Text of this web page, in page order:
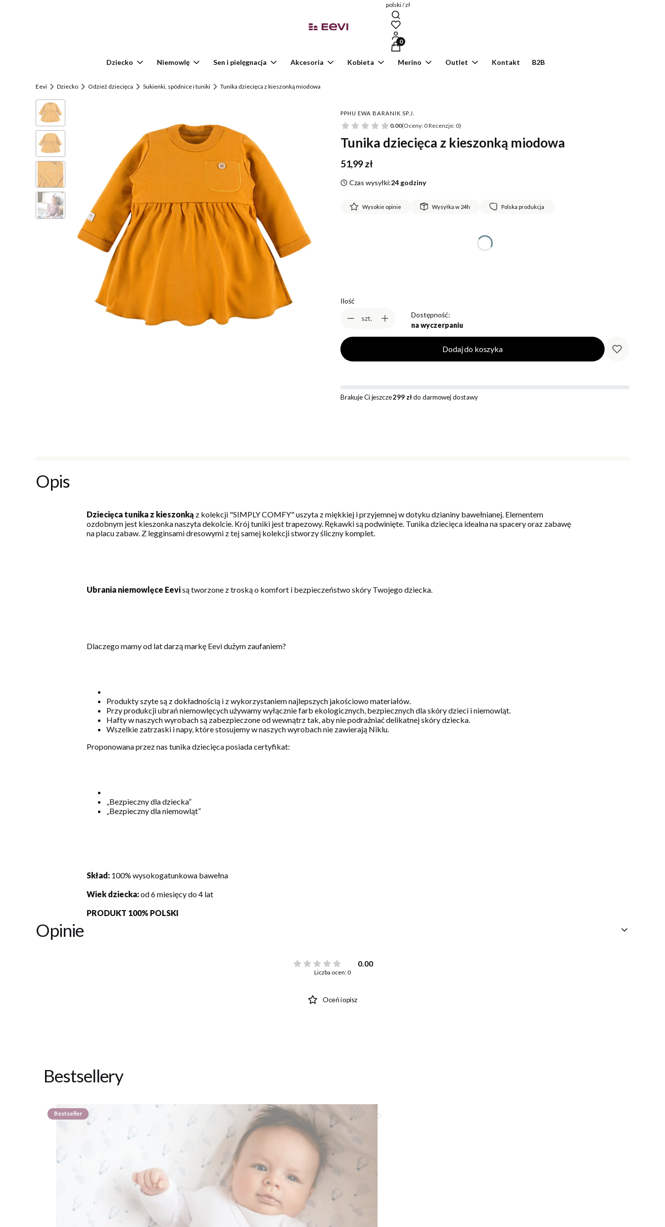
polski / zł
Produkty w koszyku: 0. Zobacz szczegóły
Dziecko Niemowlę Sen i pielęgnacja Akcesoria Kobieta Merino Outlet Kontakt B2B
Eevi Dziecko Odzież dziecięca Sukienki, spódnice i tuniki Tunika dziecięca z kieszonką miodowa
PPHU EWA BARANIK SP.J.
0.00(Oceny: 0 Recenzje: 0)
Tunika dziecięca z kieszonką miodowa
Cena
51,99 zł
Czas wysyłki:24 godziny
Wysokie opinie Wysyłka w 24h Polska produkcja
Ilość
szt.
Dostępność:
na wyczerpaniu
Dodaj do koszyka
Brakuje Ci jeszcze299 złdo darmowej dostawy
Opis
Dziecięca tunika z kieszonką z kolekcji "SIMPLY COMFY" uszyta z miękkiej i przyjemnej w dotyku dzianiny bawełnianej. Elementem
ozdobnym jest kieszonka naszyta dekolcie. Krój tuniki jest trapezowy. Rękawki są podwinięte. Tunika dziecięca idealna na spacery oraz zabawę
na placu zabaw. Z legginsami dresowymi z tej samej kolekcji stworzy śliczny komplet.
Ubrania niemowlęce Eevisą tworzone z troską o komfort i bezpieczeństwo skóry Twojego dziecka.
Dlaczego mamy od lat darzą markę Eevi dużym zaufaniem?
Produkty szyte są z dokładnością i z wykorzystaniem najlepszych jakościowo materiałów.
Przy produkcji ubrań niemowlęcych używamy wyłącznie farb ekologicznych, bezpiecznych dla skóry dzieci i niemowląt.
Hafty w naszych wyrobach są zabezpieczone od wewnątrz tak, aby nie podrażniać delikatnej skóry dziecka.
Wszelkie zatrzaski i napy, które stosujemy w naszych wyrobach nie zawierają Niklu.
Proponowana przez nas tunika dziecięca posiada certyfikat:
„Bezpieczny dla dziecka”
„Bezpieczny dla niemowląt”
Skład: 100% wysokogatunkowa bawełna
Wiek dziecka:od 6 miesięcy do 4 lat
PRODUKT 100% POLSKI
Opinie
0.00
Liczba ocen: 0
Oceń i opisz
Bestsellery
Bestseller